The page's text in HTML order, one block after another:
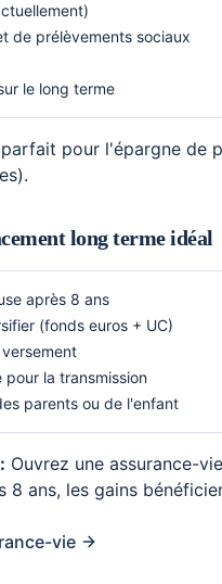
de prélèvements sociaux
le long terme
pour l'épargne de
long terme idéal
après 8 ans
(fonds euros + UC)
pour la transmission
parents ou de l'enfant
Ouvrez une assurance-
8 ans, les gains
vie